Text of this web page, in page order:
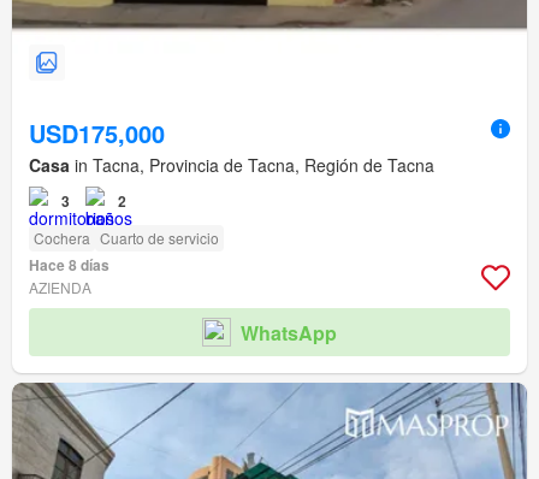
USD175,000
Casa in Tacna, Provincia de Tacna, Región de Tacna
3 2
Cochera Cuarto de servicio
Hace 8 días
AZIENDA
WhatsApp